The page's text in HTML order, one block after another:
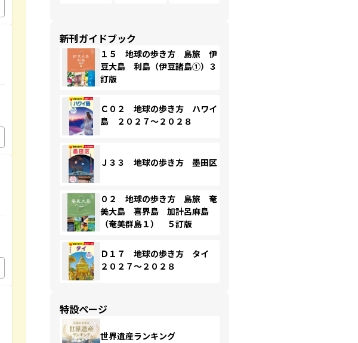
新刊ガイドブック
１５ 地球の歩き方 島旅 伊
豆大島 利島（伊豆諸島①）３
訂版
Ｃ０２ 地球の歩き方 ハワイ
島 ２０２７～２０２８
Ｊ３３ 地球の歩き方 墨田区
０２ 地球の歩き方 島旅 奄
美大島 喜界島 加計呂麻島
（奄美群島１） ５訂版
Ｄ１７ 地球の歩き方 タイ
２０２７～２０２８
特設ページ
世界遺産ランキング